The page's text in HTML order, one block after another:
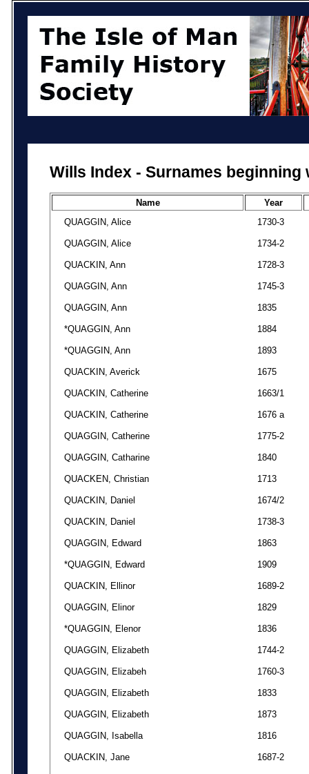
Wills Index - Surnames
Name
Year
QUAGGIN, Alice
1730-3
QUAGGIN, Alice 1734-2
QUACKIN, Ann 1728-3
QUAGGIN, Ann 1745-3
QUAGGIN, Ann 1835
*QUAGGIN, Ann 1884
*QUAGGIN, Ann 1893
QUACKIN, Averick 1675
QUACKIN, Catherine 1663/1
QUACKIN, Catherine 1676 a
QUAGGIN, Catherine 1775-2
QUAGGIN, Catharine 1840
QUACKEN, Christian 1713
QUACKIN, Daniel 1674/2
QUACKIN, Daniel 1738-3
QUAGGIN, Edward 1863
*QUAGGIN, Edward 1909
QUACKIN, Ellinor 1689-2
QUAGGIN, Elinor 1829
*QUAGGIN, Elenor 1836
QUAGGIN, Elizabeth 1744-2
QUAGGIN, Elizabeh 1760-3
QUAGGIN, Elizabeth 1833
QUAGGIN, Elizabeth 1873
QUAGGIN, Isabella 1816
QUACKIN, Jane 1687-2